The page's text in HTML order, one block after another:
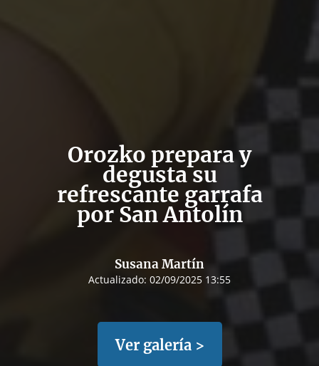
Orozko prepara y
degusta su
refrescante garrafa
por San Antolín
Susana Martín
Actualizado: 02/09/2025 13:55
Ver galería >